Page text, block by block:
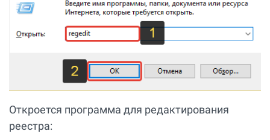
Откроется программа для редактирования
реестра: